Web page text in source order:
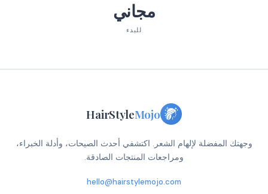
مجاني
للبدء
HairStyleMojo
وجهتك المفضلة لإلهام الشعر. اكتشفي أحدث الصيحات، وأدلة الخبراء،
ومراجعات المنتجات الصادقة.
hello@hairstylemojo.com